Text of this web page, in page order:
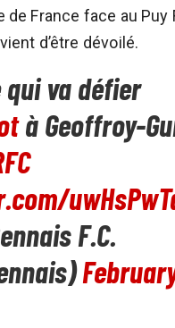
de France face au Puy
d’être dévoilé.
qui va défier
à Geoffroy-
F.C.